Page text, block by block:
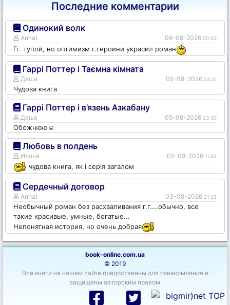
Последние комментарии
Одинокий волк
Annat 06-08-2026 00:00
Гг. тупой, но оптимизм г.героини украсил роман
Гаррі Поттер і Таємна кімната
Даша 05-08-2026 23:31
Чудова книга
Гаррі Поттер і в’язень Азкабану
Даша 05-08-2026 23:30
Обожнюю☺️
Любовь в полдень
Илона 05-08-2026 11:43
чудова книга, як і серія загалом
Сердечный договор
Annat 03-08-2026 21:29
Необычный роман без расхваливания г.г....обычно, все
такие красивые, умные, богатые...
Непонятная история, но очень добрая
book-online.com.ua
© 2019
Все книги на нашем сайте предоставены для ознакомления и
защищены авторским правом